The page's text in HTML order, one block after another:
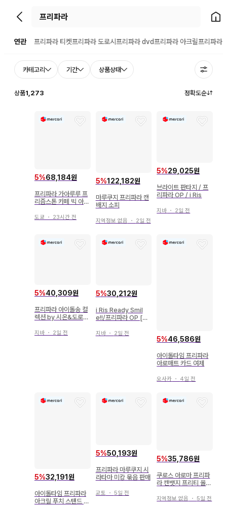
뒤로가기 홈으
연관 프리파라 티켓프리파라 도로시 프리파라 dvd프리파라 아크릴프리파라
카테고리 기간 상품상태
상품1,273 정확도순
5%68,184원
프리파라 가아루루 프
리즘스톤 카페 빅 아크
도쿄 ・ 23시간 전
5%122,182원
마루쿠지 프리파라 캔
배지 소피
지역정보 없음 ・ 2일 전
5%29,025원
브라이트 판타지 / 프
리파라 OP / i Ris
지바 ・ 2일 전
5%40,309원
프리파라 아이돌송 컬
렉션 by 시온&도로시
지바 ・ 2일 전
5%30,212원
i Ris Ready Smil
e!!/프리파라 OP [일
지바・ 2일 전
5%46,586원
아이돌타임 프리파라
아로매트 카드 여제
오사카 ・ 4일 전
5%32,191원
아이돌타임 프리파라
아크릴 푸치 스탠드 코
5%50,193원
프리파라 마루쿠지 시
라타마 미캉 묶음 판매
교토 ・ 5일 전
5%35,786원
쿠로스 아로마 프리파
라 캔뱃지 프리티 올프
지역정보 없음 ・5일 전